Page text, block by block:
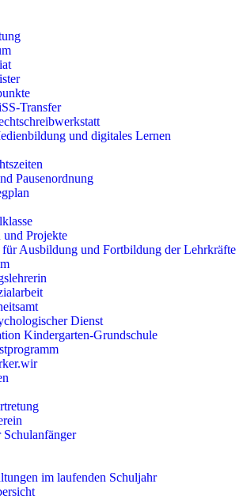
Transfer
und digitales Lernen
Pausenordnung
Projekte
für Ausbildung und Fortbildung der Lehrkräfte
Dienst
Kindergarten-Grundschule
im laufenden Schuljahr